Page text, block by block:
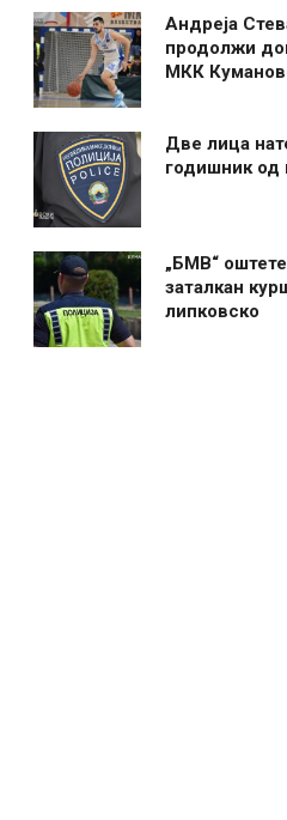
Андреја
продолжи
МКК
Две лица
годишник од
„БМВ“
заталкан
липковско